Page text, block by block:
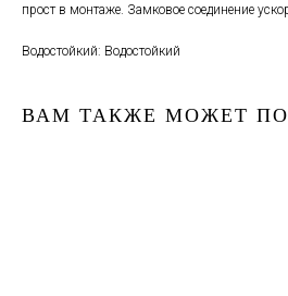
прост в монтаже. Замковое соединение
Водостойкий: Водостойкий
ВАМ ТАКЖЕ МОЖЕТ